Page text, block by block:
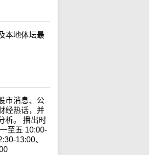
本地体坛最
市消息、公
经热话，并
析。 播出时
至五 10:00-
13:00、